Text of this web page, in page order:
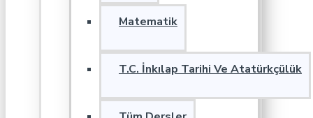
Matematik
T.C. İnkılap Tarihi Ve Atatürkçülük